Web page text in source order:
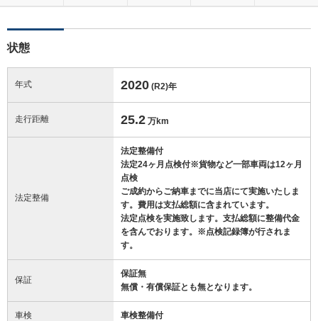
状態
年式 2020 (R2)年
走行距離 25.2 万km
法定整備
法定整備付
法定24ヶ月点検付※貨物など一部車両は12ヶ月
点検
ご成約からご納車までに当店にて実施いたしま
す。費用は支払総額に含まれています。
法定点検を実施致します。支払総額に整備代金
を含んでおります。※点検記録簿が行されま
す。
保証
保証無
無償・有償保証とも無となります。
車検 車検整備付